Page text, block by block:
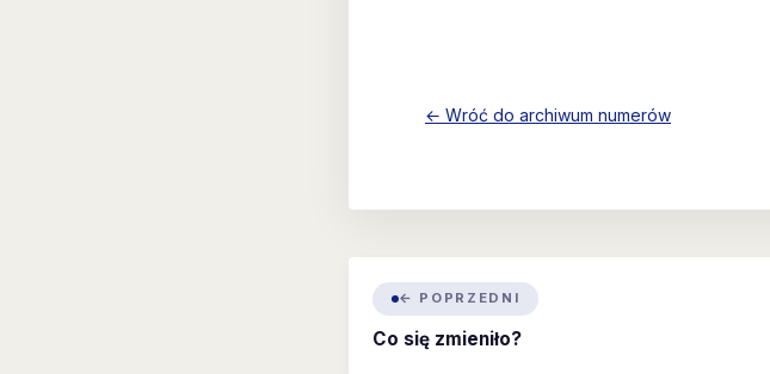
← Wróć do archiwum numerów
← POPRZEDNI
Co się zmieniło?